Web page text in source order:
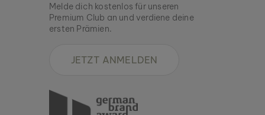
Melde dich kostenlos für unseren
Premium Club an und verdiene deine
ersten Prämien.
JETZT ANMELDEN